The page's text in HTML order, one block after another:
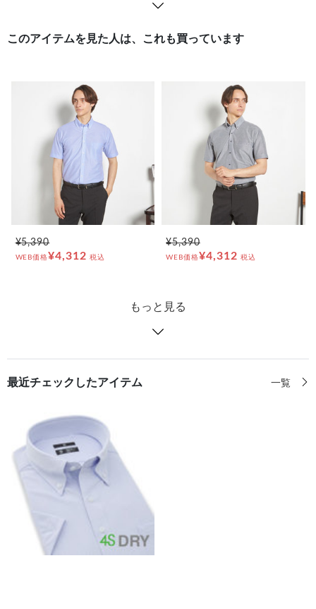
このアイテムを見た人は、これも買っています
¥5,390
WEB価格¥4,312 税込
¥5,390
WEB価格¥4,312 税込
もっと見る
最近チェックしたアイテム 一覧